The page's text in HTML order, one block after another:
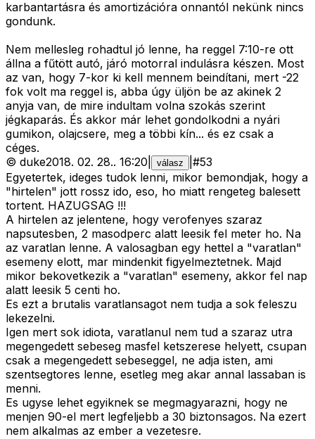
karbantartásra és amortizációra onnantól nekünk nincs
gondunk.
Nem mellesleg rohadtul jó lenne, ha reggel 7:10-re ott
állna a fűtött autó, járó motorral indulásra készen. Most
az van, hogy 7-kor ki kell mennem beindítani, mert -22
fok volt ma reggel is, abba úgy üljön be az akinek 2
anyja van, de mire indultam volna szokás szerint
jégkaparás. És akkor már lehet gondolkodni a nyári
gumikon, olajcsere, meg a többi kín... és ez csak a
céges.
© duke2018. 02. 28.. 16:20 válasz #53
Egyetertek, ideges tudok lenni, mikor bemondjak, hogy a
"hirtelen" jott rossz ido, eso, ho miatt rengeteg balesett
tortent. HAZUGSAG !!!
A hirtelen az jelentene, hogy verofenyes szaraz
napsutesben, 2 masodperc alatt leesik fel meter ho. Na
az varatlan lenne. A valosagban egy hettel a "varatlan"
esemeny elott, mar mindenkit figyelmeztetnek. Majd
mikor bekovetkezik a "varatlan" esemeny, akkor fel nap
alatt leesik 5 centi ho.
Es ezt a brutalis varatlansagot nem tudja a sok feleszu
lekezelni.
Igen mert sok idiota, varatlanul nem tud a szaraz utra
megengedett sebeseg masfel ketszerese helyett, csupan
csak a megengedett sebeseggel, ne adja isten, ami
szentsegtores lenne, esetleg meg akar annal lassaban is
menni.
Es ugyse lehet egyiknek se megmagyarazni, hogy ne
menjen 90-el mert legfeljebb a 30 biztonsagos. Na ezert
nem alkalmas az ember a vezetesre.